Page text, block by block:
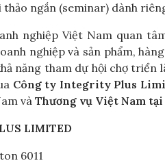
thảo ngắn (seminar) dành
nghiệp Việt Nam quan
nghiệp và sản phẩm,
năng tham dự hội chợ triển
Công ty Integrity Plus
và Thương vụ Việt Nam tại
LIMITED
6011